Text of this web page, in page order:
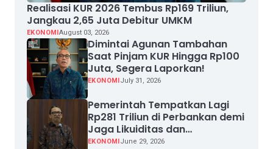
Realisasi KUR 2026 Tembus Rp169 Triliun,
Jangkau 2,65 Juta Debitur UMKM
EKONOMIAugust 03, 2026
Dimintai Agunan Tambahan
Saat Pinjam KUR Hingga Rp100
Juta, Segera Laporkan!
EKONOMIJuly 31, 2026
Pemerintah Tempatkan Lagi
Rp281 Triliun di Perbankan demi
Jaga Likuiditas dan
Pertumbuhan Kredit
EKONOMIJune 29, 2026